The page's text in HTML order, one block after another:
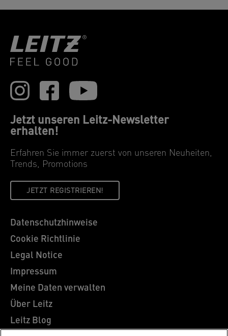
Jetzt unseren Leitz-Newsletter
erhalten!
Erfahren Sie immer zuerst von unseren Neuheiten,
Trends, Promotions
JETZT REGISTRIEREN!
Datenschutzhinweise
Cookie Richtlinie
Legal Notice
Impressum
Meine Daten verwalten
Über Leitz
Leitz Blog